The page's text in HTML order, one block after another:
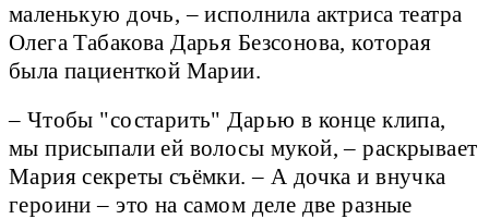
маленькую дочь, – исполнила актриса театра
Олега Табакова Дарья Безсонова, которая
была пациенткой Марии.
– Чтобы "состарить" Дарью в конце клипа,
мы присыпали ей волосы мукой, – раскрывает
Мария секреты съёмки. – А дочка и внучка
героини – это на самом деле две разные